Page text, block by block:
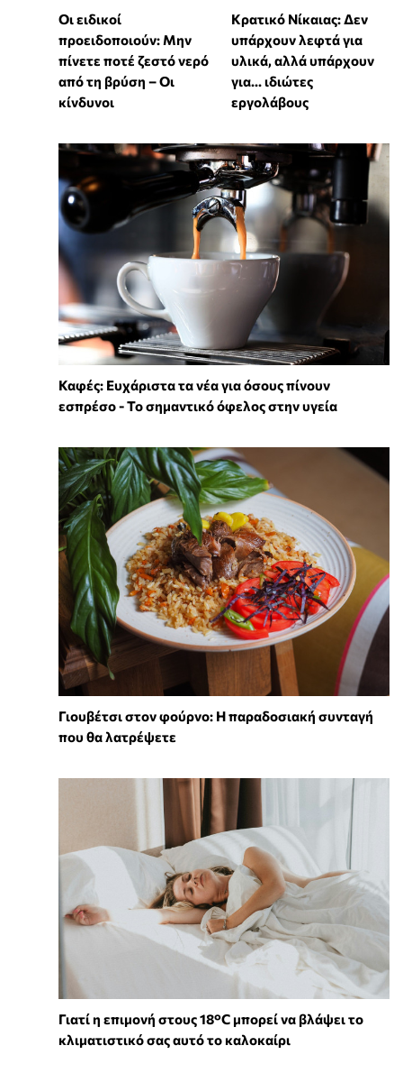
Οι ειδικοί
προειδοποιούν: Μην
πίνετε ποτέ ζεστό νερό
από τη βρύση – Οι
κίνδυνοι
Κρατικό Νίκαιας: Δεν
υπάρχουν λεφτά για
υλικά, αλλά υπάρχουν
για... ιδιώτες
εργολάβους
Καφές: Ευχάριστα τα νέα για όσους πίνουν
εσπρέσο - Το σημαντικό όφελος στην υγεία
Γιουβέτσι στον φούρνο: Η παραδοσιακή συνταγή
που θα λατρέψετε
Γιατί η επιμονή στους 18°C μπορεί να βλάψει το
κλιματιστικό σας αυτό το καλοκαίρι